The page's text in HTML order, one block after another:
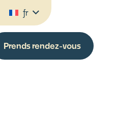
fr
Prends rendez-vous